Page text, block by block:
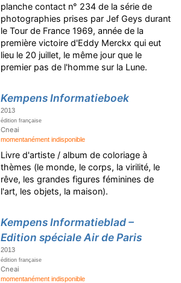
planche contact n° 234 de la série de
photographies prises par Jef Geys durant
le Tour de France 1969, année de la
première victoire d'Eddy Merckx qui eut
lieu le 20 juillet, le même jour que le
premier pas de l'homme sur la Lune.
Kempens Informatieboek
2013
édition française
Cneai
momentanément indisponible
Livre d'artiste / album de coloriage à
thèmes (le monde, le corps, la virilité, le
rêve, les grandes figures féminines de
l'art, les objets, la maison).
Kempens Informatieblad –
Edition spéciale Air de Paris
2013
édition française
Cneai
momentanément indisponible